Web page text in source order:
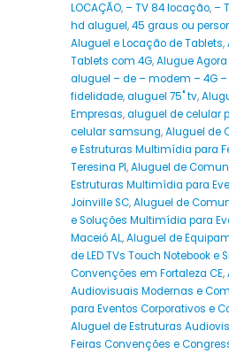
LOCAÇÃO,– TV 84 locação,–
hd aluguel,45 graus ou
Aluguel e Locação de Tablets,
Tablets com 4G,Alugue
aluguel – de – modem – 4G –
fidelidade,aluguel 75" tv,
Empresas,aluguel de celular
celular samsung,Aluguel de
e Estruturas Multimídia para
Teresina PI,Aluguel de
Estruturas Multimídia para
Joinville SC,Aluguel de
e Soluções Multimídia para
Maceió AL,Aluguel de
de LED TVs Touch Notebook
Convenções em Fortaleza CE,
Audiovisuais Modernas e
para Eventos Corporativos e
Aluguel de Estruturas
Feiras Convenções e